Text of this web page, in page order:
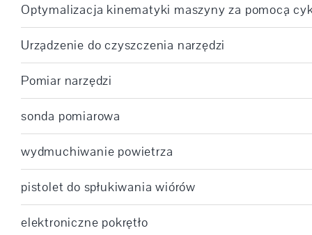
Optymalizacja kinematyki maszyny za pomocą
Urządzenie do czyszczenia narzędzi
Pomiar narzędzi
sonda pomiarowa
wydmuchiwanie powietrza
pistolet do spłukiwania wiórów
elektroniczne pokrętło